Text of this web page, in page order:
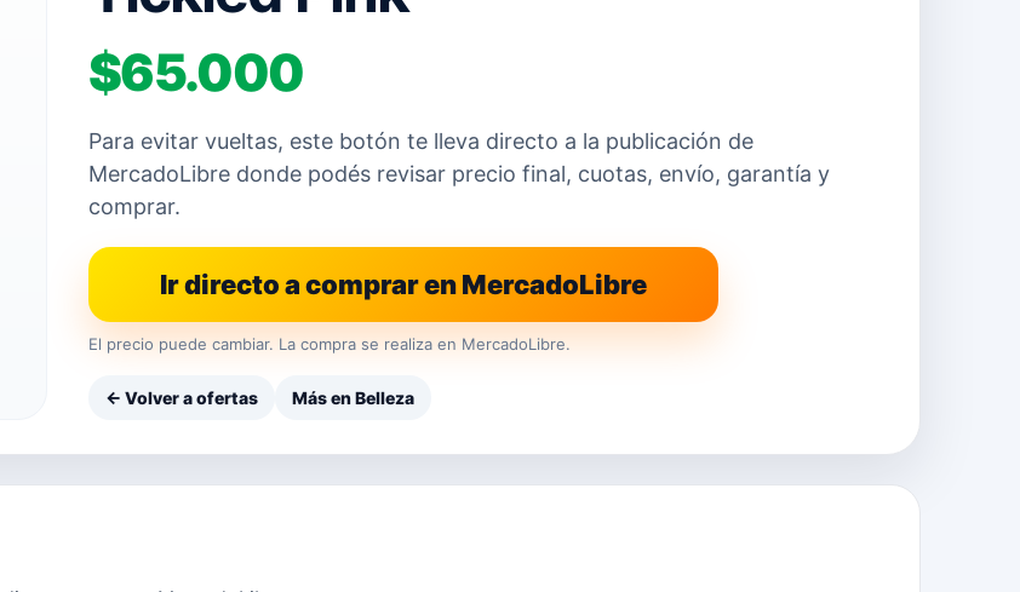
$65.000
Para evitar vueltas, este botón te lleva directo a la publicación de
MercadoLibre donde podés revisar precio final, cuotas, envío, garantía y
comprar.
Ir directo a comprar en MercadoLibre
El precio puede cambiar. La compra se realiza en MercadoLibre.
← Volver a ofertas Más en Belleza